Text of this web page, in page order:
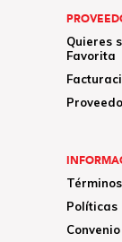
Quieres
Favorita
Políticas